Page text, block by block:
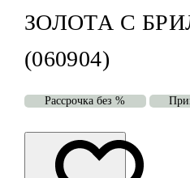
ЗОЛОТА С
(060904)
Рассрочка без %